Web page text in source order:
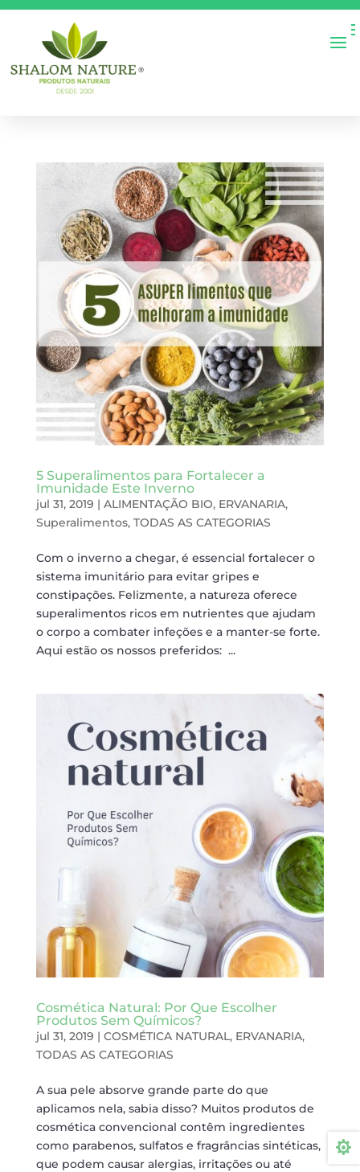
5 Superalimentos para Fortalecer a
Imunidade Este Inverno
jul 31, 2019 | ALIMENTAÇÃO BIO, ERVANARIA,
Superalimentos, TODAS AS CATEGORIAS
Com o inverno a chegar, é essencial fortalecer o
sistema imunitário para evitar gripes e
constipações. Felizmente, a natureza oferece
superalimentos ricos em nutrientes que ajudam
o corpo a combater infeções e a manter-se forte.
Aqui estão os nossos preferidos: ...
Cosmética Natural: Por Que Escolher
Produtos Sem Químicos?
jul 31, 2019 | COSMÉTICA NATURAL, ERVANARIA,
TODAS AS CATEGORIAS
A sua pele absorve grande parte do que
aplicamos nela, sabia disso? Muitos produtos de
cosmética convencional contêm ingredientes
como parabenos, sulfatos e fragrâncias sintéticas,
que podem causar alergias, irritações ou até
